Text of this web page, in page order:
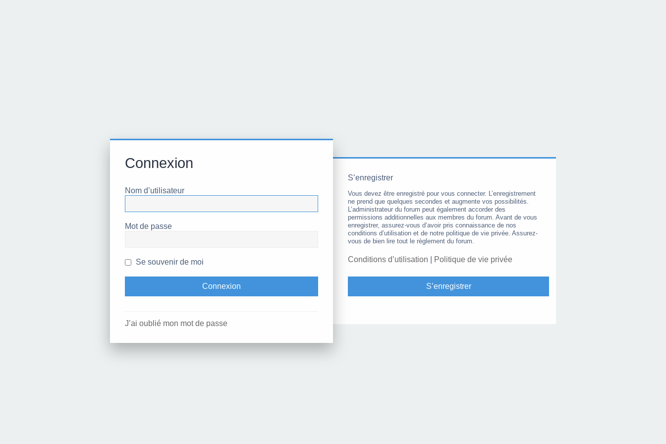
Connexion
Nom d’utilisateur
Mot de passe
Se souvenir de moi
J’ai oublié mon mot de passe
S’enregistrer
Vous devez être enregistré pour vous connecter. L’enregistrement
ne prend que quelques secondes et augmente vos possibilités.
L’administrateur du forum peut également accorder des
permissions additionnelles aux membres du forum. Avant de vous
enregistrer, assurez-vous d’avoir pris connaissance de nos
conditions d’utilisation et de notre politique de vie privée. Assurez-
vous de bien lire tout le règlement du forum.
Conditions d’utilisation Politique de vie privée
S’enregistrer